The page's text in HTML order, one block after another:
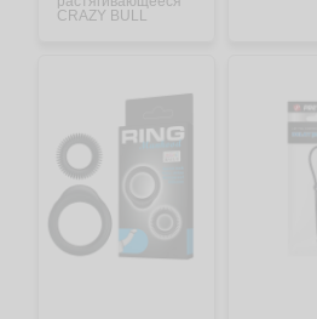
CRAZY BULL